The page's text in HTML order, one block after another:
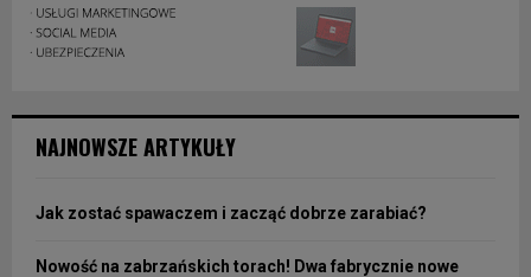
NAJNOWSZE ARTYKUŁY
Jak zostać spawaczem i zacząć dobrze zarabiać?
Nowość na zabrzańskich torach! Dwa fabrycznie nowe